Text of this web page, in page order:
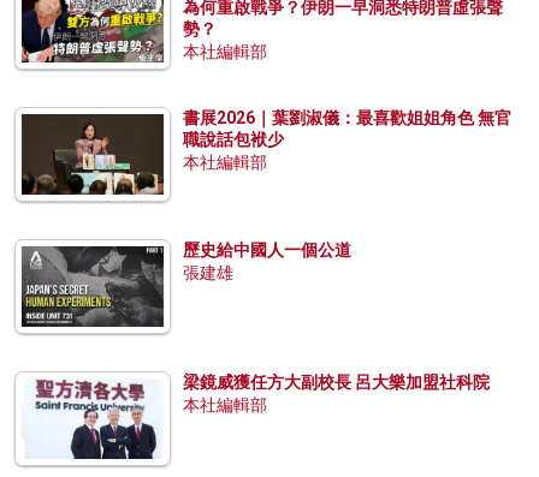
為何重啟戰爭？伊朗一早洞悉特朗普虛張聲
勢？
本社編輯部
書展2026｜葉劉淑儀：最喜歡姐姐角色 無官
職說話包袱少
本社編輯部
歷史給中國人一個公道
張建雄
梁鏡威獲任方大副校長 呂大樂加盟社科院
本社編輯部